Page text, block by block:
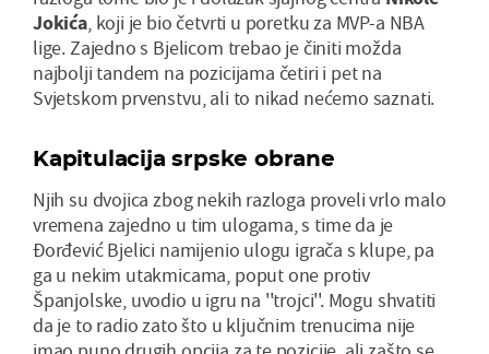
Jokića, koji je bio četvrti u poretku za MVP-a NBA
lige. Zajedno s Bjelicom trebao je činiti možda
najbolji tandem na pozicijama četiri i pet na
Svjetskom prvenstvu, ali to nikad nećemo saznati.
Kapitulacija srpske obrane
Njih su dvojica zbog nekih razloga proveli vrlo malo
vremena zajedno u tim ulogama, s time da je
Đorđević Bjelici namijenio ulogu igrača s klupe, pa
ga u nekim utakmicama, poput one protiv
Španjolske, uvodio u igru na ''trojci''. Mogu shvatiti
da je to radio zato što u ključnim trenucima nije